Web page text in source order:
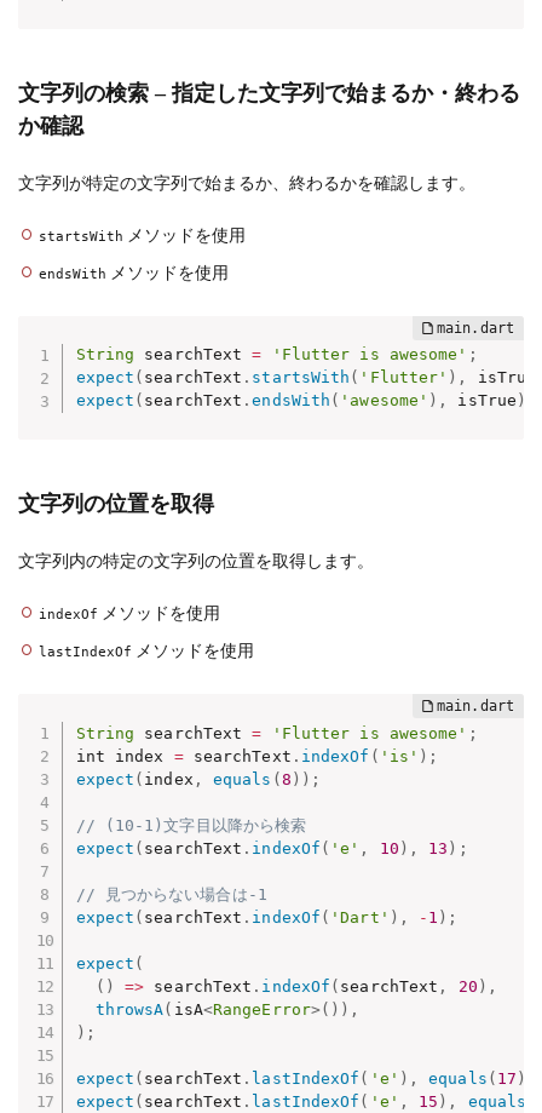
文字列の検索 – 指定した文字列で始まるか・終わる
か確認
文字列が特定の文字列で始まるか、終わるかを確認します。
startsWith メソッドを使用
endsWith メソッドを使用
String searchText = 'Flutter is awesome' ;
expect ( searchText . startsWith ( 'Flutter' ) , isTrue
expect ( searchText .endsWith ( 'awesome' ) , isTrue )
文字列の位置を取得
文字列内の特定の文字列の位置を取得します。
indexOf メソッドを使用
lastIndexOf メソッドを使用
String searchText = 'Flutter is awesome' ;
int index = searchText . indexOf ( 'is' ) ;
expect ( index , equals ( 8 ) ) ;
// (10-1)文字目以降から検索
expect ( searchText . indexOf ( 'e' , 10 ) , 13 ) ;
// 見つからない場合は-1
expect ( searchText . indexOf ( 'Dart' ) , - 1 ) ;
expect (
( ) => searchText . indexOf ( searchText , 20 ) ,
throwsA( isA<RangeError>( ) ) ,
) ;
expect ( searchText . lastIndexOf ( 'e' ) , equals ( 17 )
expect ( searchText . lastIndexOf ( 'e' , 15 ) , equals